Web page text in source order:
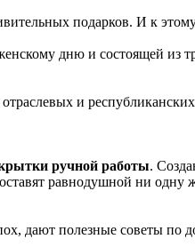
подарков. И к
дню и состоящей из
и
ручной работы.
равнодушной ни одну
дают полезные советы по